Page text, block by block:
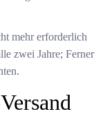
mehr erforderlich
zwei Jahre; Ferner